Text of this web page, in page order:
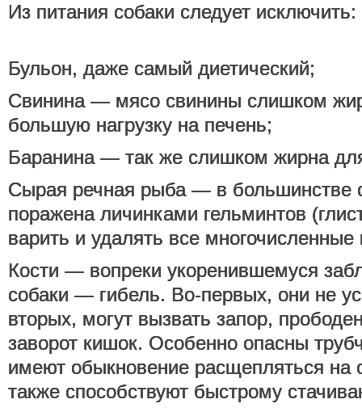
Из питания собаки следует исключить:
Бульон, даже самый диетический;
Свинина — мясо свинины слишком
большую нагрузку на печень;
Баранина — так же слишком жирна
Сырая речная рыба — в большинстве
поражена личинками гельминтов
варить и удалять все многочисленные
Кости — вопреки укоренившемуся
собаки — гибель. Во-первых, они не
вторых, могут вызвать запор,
заворот кишок. Особенно опасны
имеют обыкновение расщепляться на
также способствуют быстрому